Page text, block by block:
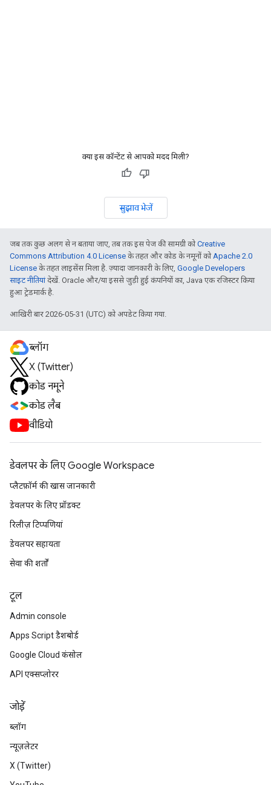
क्या इस कॉन्टेंट से आपको मदद मिली?
सुझाव भेजें
जब तक कुछ अलग से न बताया जाए, तब तक इस पेज की सामग्री कोCreative
Commons Attribution 4.0 License के तहत और कोड के नमूनों को Apache 2.0
License के तहत लाइसेंस मिला है. ज़्यादा जानकारी के लिए, Google Developers
साइट नीतियांदेखें. Oracle और/या इससे जुड़ी हुई कंपनियों का, Java एक रजिस्टर किया
हुआ ट्रेडमार्क है.
आखिरी बार 2026-05-31 (UTC) को अपडेट किया गया.
ब्लॉग
X (Twitter)
कोड नमूने
कोड लैब
वीडियो
डेवलपर के लिए Google Workspace
प्लैटफ़ॉर्म की खास जानकारी
डेवलपर के लिए प्रॉडक्ट
रिलीज़ टिप्पणियां
डेवलपर सहायता
सेवा की शर्तों
टूल
Admin console
Apps Script डैशबोर्ड
Google Cloud कंसोल
API एक्सप्लोरर
जोड़ें
ब्लॉग
न्यूज़लेटर
X (Twitter)